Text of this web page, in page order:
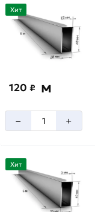
Хит
120 ₽ м
– +
Хит